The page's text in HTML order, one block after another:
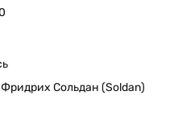
Фридрих Сольдан (Soldan)